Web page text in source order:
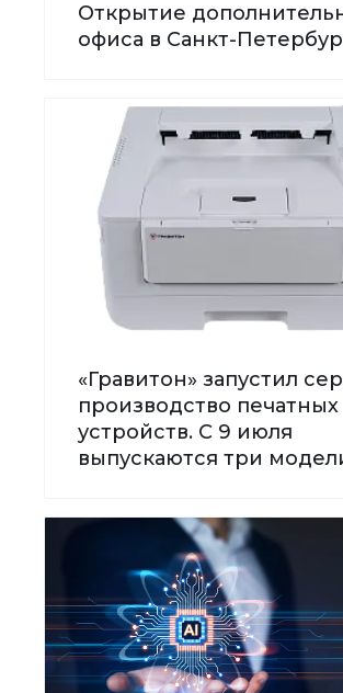
Открытие
офиса в Санкт-
«Гравитон» запустил
производство печатных
устройств. С 9 июля
выпускаются три